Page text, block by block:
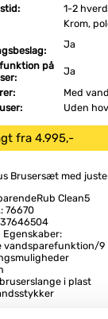
1-2
Krom,
Ja
på
Ja
Med
Uden
fra 4.995,-
Brusersæt med
Clean5
76670
vandsparefunktion/9
i plast